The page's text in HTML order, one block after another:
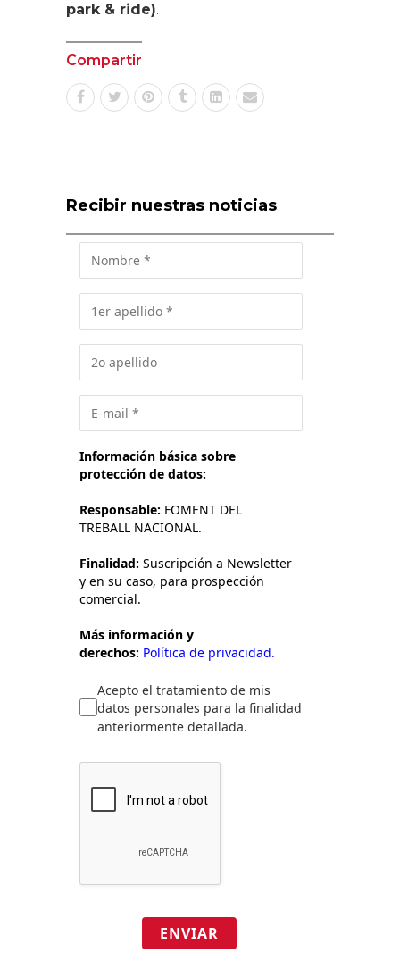
park & ​​ride).
Compartir
Recibir nuestras noticias
Información básica sobre
protección de datos:
Responsable: FOMENT DEL
TREBALL NACIONAL.
Finalidad: Suscripción a Newsletter
y en su caso, para prospección
comercial.
Más información y
derechos: Política de privacidad.
Acepto el tratamiento de mis
datos personales para la finalidad
anteriormente detallada.
ENVIAR